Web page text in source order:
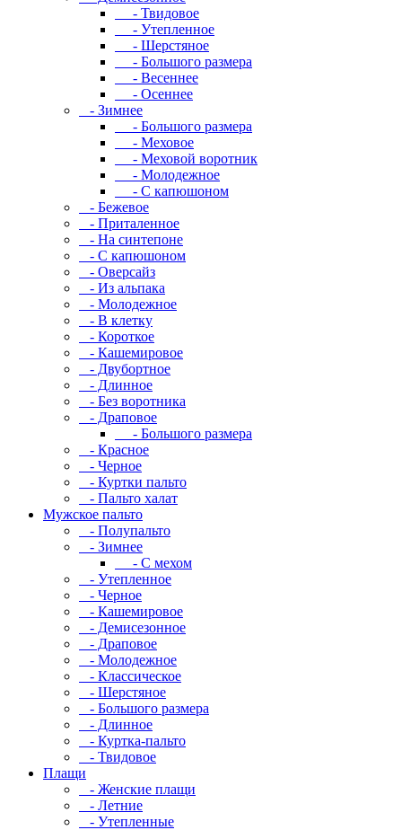
- Твидовое
- Утепленное
- Шерстяное
- Большого размера
- Весеннее
- Осеннее
- Зимнее
- Большого размера
- Меховое
- Меховой воротник
- Молодежное
- С капюшоном
- Бежевое
- Приталенное
- На синтепоне
- С капюшоном
- Оверсайз
- Из альпака
- Молодежное
- В клетку
- Короткое
- Кашемировое
- Двубортное
- Длинное
- Без воротника
- Драповое
- Большого размера
- Красное
- Черное
- Куртки пальто
- Пальто халат
Мужское пальто
- Полупальто
- Зимнее
- С мехом
- Утепленное
- Черное
- Кашемировое
- Демисезонное
- Драповое
- Молодежное
- Классическое
- Шерстяное
- Большого размера
- Длинное
- Куртка-пальто
- Твидовое
Плащи
- Женские плащи
- Летние
- Утепленные